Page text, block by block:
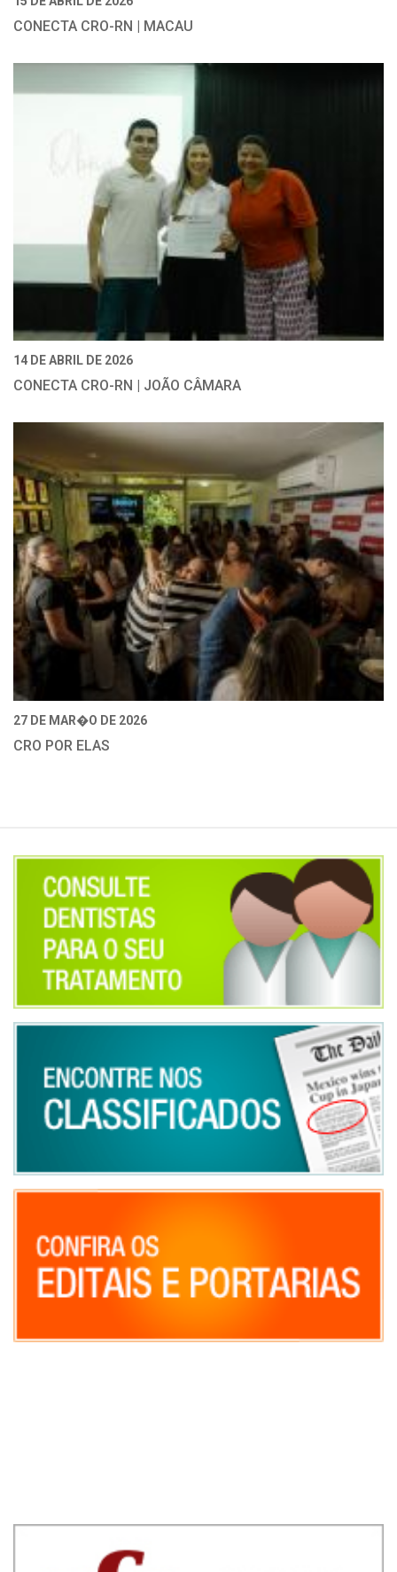
CONECTA CRO-RN | MACAU
14 DE ABRIL DE 2026
CONECTA CRO-RN | JOÃO CÂMARA
27 DE MAR�O DE 2026
CRO POR ELAS